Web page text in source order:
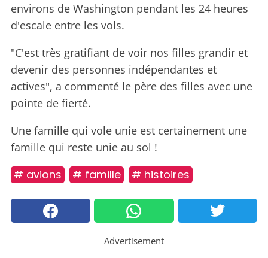
environs de Washington pendant les 24 heures
d'escale entre les vols.
"C'est très gratifiant de voir nos filles grandir et
devenir des personnes indépendantes et
actives", a commenté le père des filles avec une
pointe de fierté.
Une famille qui vole unie est certainement une
famille qui reste unie au sol !
# avions # famille # histoires
Advertisement